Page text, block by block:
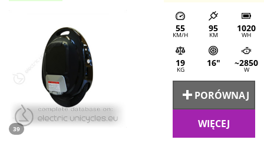
39
55
KM/H
95
KM
1020
WH
19
KG
16" ~2850
W
PORÓWNAJ
WIĘCEJ